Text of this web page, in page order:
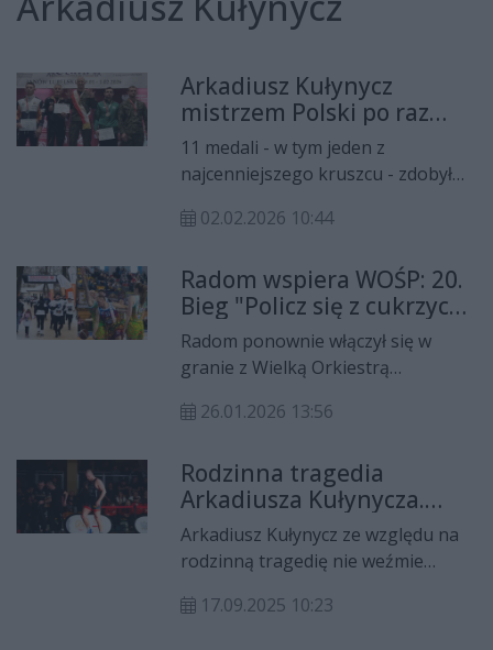
Arkadiusz Kułynycz
mistrzem Polski po raz
dziesiąty! Olimpijczyk
Radom ponownie
najlepszy
11 medali - w tym jeden z
najcenniejszego kruszcu - zdobył
mistrzostw Polski w zapasach w
stopniu podium stanął Arkadiusz
Kułynycz, dla którego to dziesiąty
tytuł mistrzowski!
02.02.2026 10:44
Radom wspiera WOŚP: 20.
Bieg "Policz się z cukrzycą"
i koszykarski Mecz Gwiazd
Radom ponownie włączył się w
granie z Wielką Orkiestrą
Bieg "Policz się z cukrzycą" i
połączyły sport z pomaganiem.
26.01.2026 13:56
Rodzinna tragedia
Arkadiusza Kułynycza.
Zawodnik Olimpijczyka
Radom nie wystąpi na MŚ
Arkadiusz Kułynycz ze względu na
rodzinną tragedię nie weźmie
mistrzostwach świata w Zagrzebiu.
17.09.2025 10:23